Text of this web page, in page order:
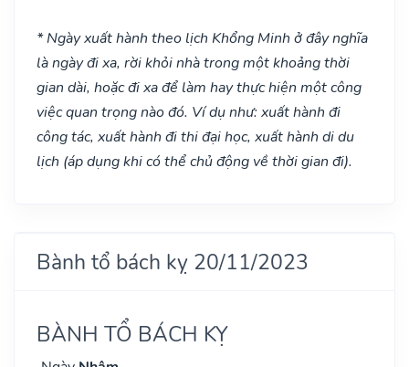
* Ngày xuất hành theo lịch Khổng Minh ở đây nghĩa
là ngày đi xa, rời khỏi nhà trong một khoảng thời
gian dài, hoặc đi xa để làm hay thực hiện một công
việc quan trọng nào đó. Ví dụ như: xuất hành đi
công tác, xuất hành đi thi đại học, xuất hành di du
lịch (áp dụng khi có thể chủ động về thời gian đi).
Bành tổ bách kỵ 20/11/2023
BÀNH TỔ BÁCH KỴ